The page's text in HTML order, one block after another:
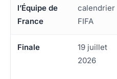
l’Équipe de
France
calendrier
FIFA
Finale
19 juillet
2026